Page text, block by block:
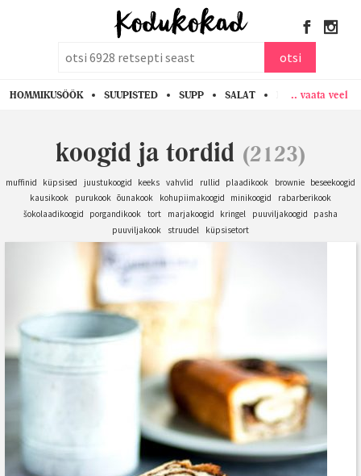
otsi
HOMMIKUSÖÖK SUUPISTED SUPP SALAT PASTA KANA
.. vaata veel
koogid ja tordid (2123)
muffinid küpsised juustukoogid keeks vahvlid rullid plaadikook brownie beseekoogid
kausikook
purukook õunakook kohupiimakoogid minikoogid
rabarberikook
šokolaadikoogid
porgandikook tort marjakoogid kringel puuviljakoogid
pasha
puuviljakook
struudel küpsisetort